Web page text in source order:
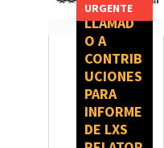
URGENTE
LLAMAD
O A
CONTRIB
UCIONES
PARA
INFORME
DE LXS